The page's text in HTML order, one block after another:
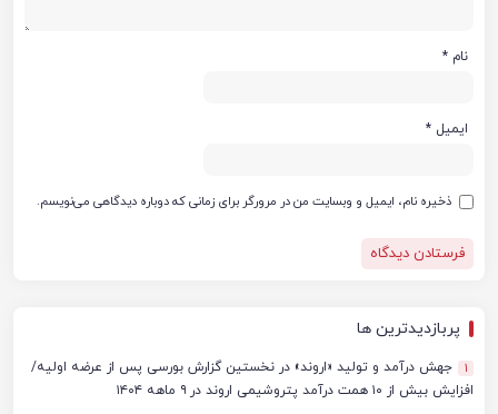
نام *
ایمیل *
ذخیره نام، ایمیل و وبسایت من در مرورگر برای زمانی که دوباره دیدگاهی می‌نویسم.
پربازدیدترین ها
1
جهش درآمد و تولید «اروند» در نخستین گزارش بورسی پس از عرضه اولیه/
افزایش بیش از ۱۰ همت درآمد پتروشیمی اروند در ۹ ماهه ۱۴۰۴